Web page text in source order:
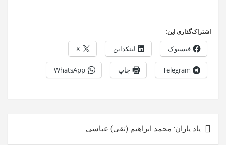
اشتراک‌گذاری این:
فیسبوک لینکداین X
Telegram چاپ WhatsApp
نوشته
یاد یاران: محمد ابراهیم (تقی) عباسی